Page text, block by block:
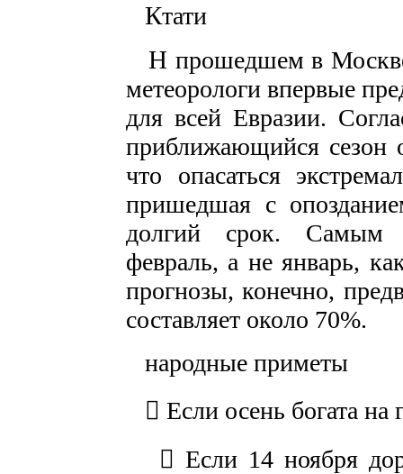
Ктати
Н прошедшем в
метеорологи впервые
для всей Евразии.
приближающийся сезон
что опасаться
пришедшая с
долгий срок. Самым
февраль, а не январь,
прогнозы, конечно,
составляет около 70%.
народные приметы
 Если осень богата
 Если 14 ноября